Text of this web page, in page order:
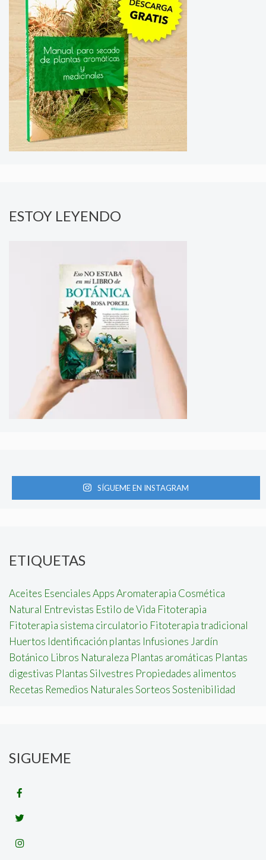
ESTOY LEYENDO
SÍGUEME EN INSTAGRAM
ETIQUETAS
Aceites EsencialesAppsAromaterapia Cosmética
Natural Entrevistas Estilo de Vida Fitoterapia
Fitoterapia sistema circulatorio Fitoterapia tradicional
Huertos Identificación plantas Infusiones Jardín
Botánico Libros Naturaleza Plantas aromáticas Plantas
digestivas Plantas Silvestres Propiedades alimentos
Recetas Remedios NaturalesSorteosSostenibilidad
SIGUEME